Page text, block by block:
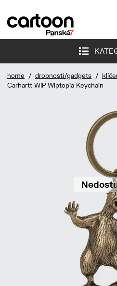
home / drobnosti/gadgets /
Carhartt WIP Wiptopia Keychain